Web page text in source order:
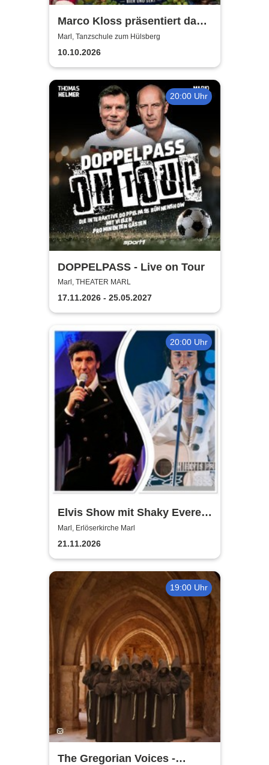
Marco Kloss präsentiert das
Oktoberfest
Marl, Tanzschule zum Hülsberg
10.10.2026
20:00 Uhr
DOPPELPASS - Live on Tour
Marl, THEATER MARL
17.11.2026 - 25.05.2027
20:00 Uhr
Elvis Show mit Shaky Everett
und Brian Troy - die Elvis
Christmas, Gospel und
Rock`n´Roll Show
Marl, Erlöserkirche Marl
21.11.2026
19:00 Uhr
The Gregorian Voices -